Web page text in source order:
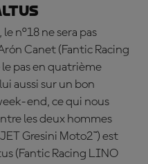
n°18 ne sera pas
ón Canet (Fantic Racing
pas en quatrième
aussi sur un bon
end, ce qui nous
les deux hommes
Gresini Moto2™) est
(Fantic Racing LINO